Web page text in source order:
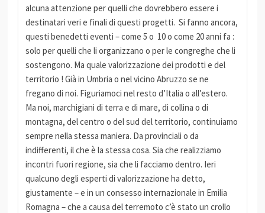
alcuna attenzione per quelli che dovrebbero essere i
destinatari veri e finali di questi progetti. Si fanno ancora,
questi benedetti eventi – come 5 o 10 o come 20 anni fa :
solo per quelli che li organizzano o per le congreghe che li
sostengono. Ma quale valorizzazione dei prodotti e del
territorio ! Già in Umbria o nel vicino Abruzzo se ne
fregano di noi. Figuriamoci nel resto d’Italia o all’estero.
Ma noi, marchigiani di terra e di mare, di collina o di
montagna, del centro o del sud del territorio, continuiamo
sempre nella stessa maniera. Da provinciali o da
indifferenti, il che è la stessa cosa. Sia che realizziamo
incontri fuori regione, sia che li facciamo dentro. Ieri
qualcuno degli esperti di valorizzazione ha detto,
giustamente – e in un consesso internazionale in Emilia
Romagna – che a causa del terremoto c’è stato un crollo